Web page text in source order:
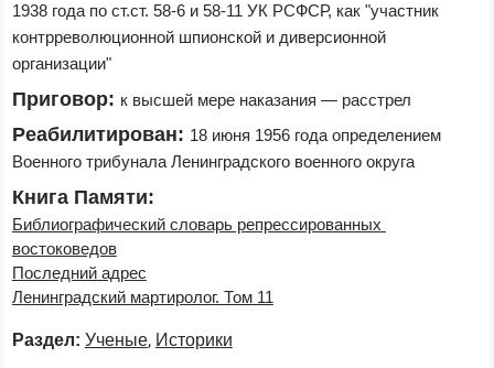
1938 года по ст.ст. 58-6 и 58-11 УК РСФСР, как "участник
контрреволюционной шпионской и диверсионной
организации"
Приговор: к высшей мере наказания — расстрел
Реабилитирован: 18 июня 1956 года определением
Военного трибунала Ленинградского военного округа
Книга Памяти:
Библиографический словарь репрессированных
востоковедов
Последний адрес
Ленинградский мартиролог. Том 11
Раздел: Ученые, Историки